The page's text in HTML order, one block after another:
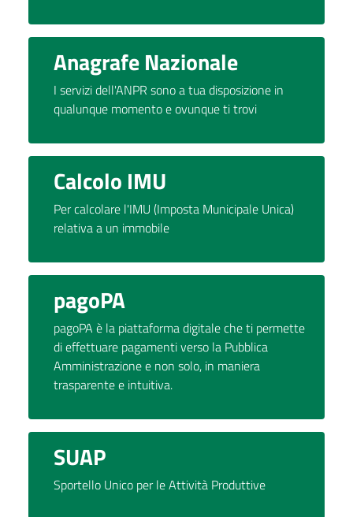
Anagrafe Nazionale
I servizi dell'ANPR sono a tua disposizione in
qualunque momento e ovunque ti trovi
Calcolo IMU
Per calcolare l'IMU (Imposta Municipale Unica)
relativa a un immobile
pagoPA
pagoPA è la piattaforma digitale che ti permette
di effettuare pagamenti verso la Pubblica
Amministrazione e non solo, in maniera
trasparente e intuitiva.
SUAP
Sportello Unico per le Attività Produttive